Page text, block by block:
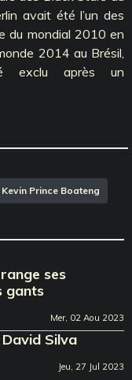
avait été l’un des
du mondial 2010 en
2014 au Brésil,
exclu après un
Kevin Prince Boateng
ses
gants
Mer, 02 Aou 2023
Silva
Jeu, 27 Jul 2023